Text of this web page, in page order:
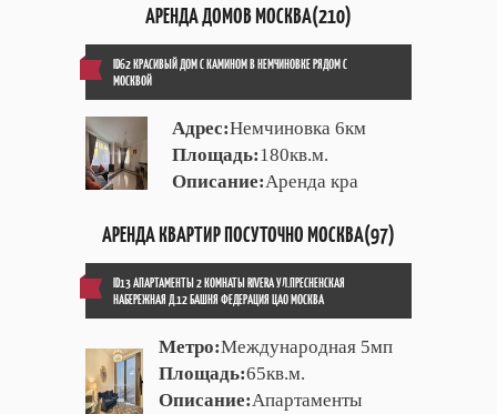
АРЕНДА ДОМОВ МОСКВА(210)
ID62 КРАСИВЫЙ ДОМ С КАМИНОМ В НЕМЧИНОВКЕ РЯДОМ С
МОСКВОЙ
Адрес:Немчиновка 6км
Площадь:180кв.м.
Описание:Аренда кра
АРЕНДА КВАРТИР ПОСУТОЧНО МОСКВА(97)
ID13 АПАРТАМЕНТЫ 2 КОМНАТЫ RIVERA УЛ.ПРЕСНЕНСКАЯ
НАБЕРЕЖНАЯ Д.12 БАШНЯ ФЕДЕРАЦИЯ ЦАО МОСКВА
Метро:Международная 5мп
Площадь:65кв.м.
Описание:Апартаменты